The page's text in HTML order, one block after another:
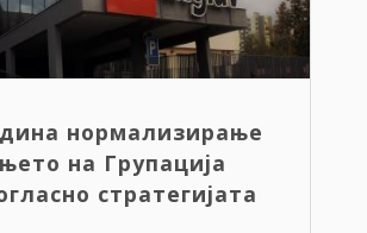
нормализирање
на Групација
стратегијата